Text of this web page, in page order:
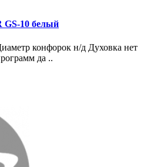
GS-10 белый
конфорок н/д Духовка нет
да ..